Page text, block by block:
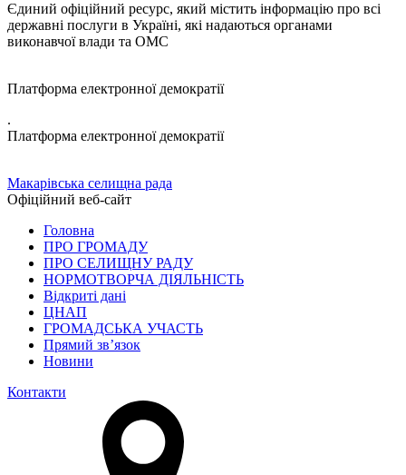
Єдиний офіційний ресурс, який містить інформацію про всі
державні послуги в Україні, які надаються органами
виконавчої влади та ОМС
Платформа електронної демократії
.
Платформа електронної демократії
Макарівська селищна рада
Офіційний веб-сайт
Головна
ПРО ГРОМАДУ
ПРО СЕЛИЩНУ РАДУ
НОРМОТВОРЧА ДІЯЛЬНІСТЬ
Відкриті дані
ЦНАП
ГРОМАДСЬКА УЧАСТЬ
Прямий зв’язок
Новини
Контакти